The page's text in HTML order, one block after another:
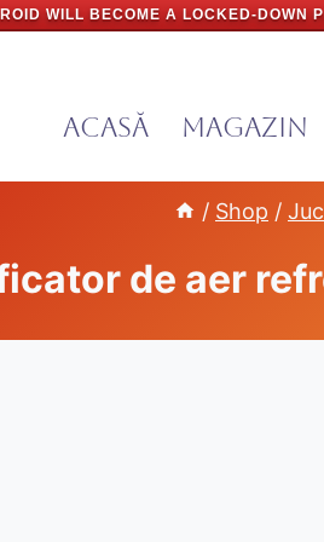
WILL BECOME A LOCKED-DOWN
Acasă Magazin
/ Shop /
de aer